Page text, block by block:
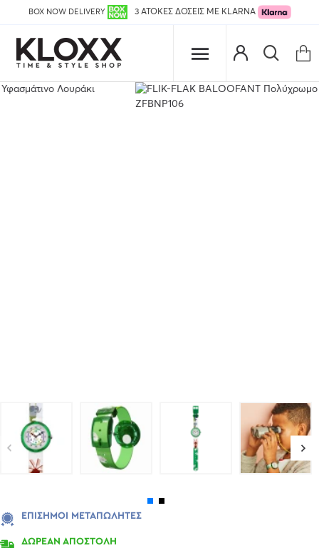
BOX NOW DELIVERY 3 ΑΤΟΚΕΣ ΔΟΣΕΙΣ ΜΕ KLARNA
ΔΩΡΕΑΝ ΑΠΟΣΤΟΛΗ
ΕΠΊΣΗΜΟΙ ΜΕΤΑΠΩΛΗΤΈΣ